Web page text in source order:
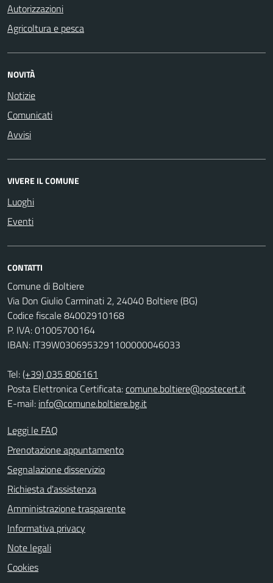
Autorizzazioni
Agricoltura e pesca
NOVITÀ
Notizie
Comunicati
Avvisi
VIVERE IL COMUNE
Luoghi
Eventi
CONTATTI
Comune di Boltiere
Via Don Giulio Carminati 2, 24040 Boltiere (BG)
Codice fiscale 84002910168
P. IVA: 01005700164
IBAN: IT39W0306953291100000046033
Tel:(+39) 035 806161
Posta Elettronica Certificata:comune.boltiere@postecert.it
E-mail: info@comune.boltiere.bg.it
Leggi le FAQ
Prenotazione appuntamento
Segnalazione disservizio
Richiesta d'assistenza
Amministrazione trasparente
Informativa privacy
Note legali
Cookies